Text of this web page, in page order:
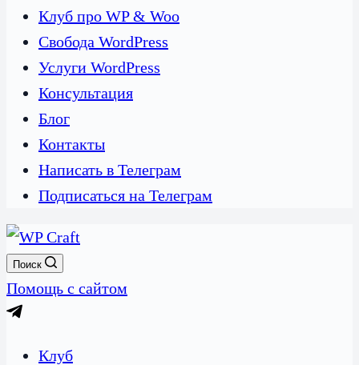
Клуб про WP & Woo
Свобода WordPress
Услуги WordPress
Консультация
Блог
Контакты
Написать в Телеграм
Подписаться на Телеграм
Поиск
Помощь с сайтом
Клуб